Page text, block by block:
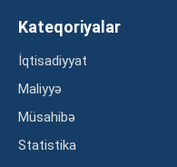
Kateqoriyalar
İqtisadiyyat
Maliyyə
Müsahibə
Statistika